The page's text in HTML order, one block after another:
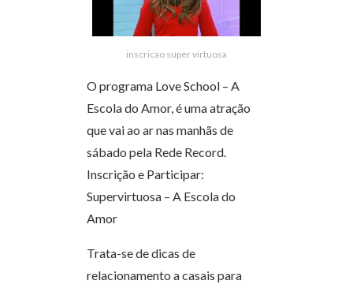
inscricao super virtuosa
O programa Love School – A
Escola do Amor, é uma atração
que vai ao ar nas manhãs de
sábado pela Rede Record.
Inscrição e Participar:
Supervirtuosa – A Escola do
Amor
Trata-se de dicas de
relacionamento a casais para